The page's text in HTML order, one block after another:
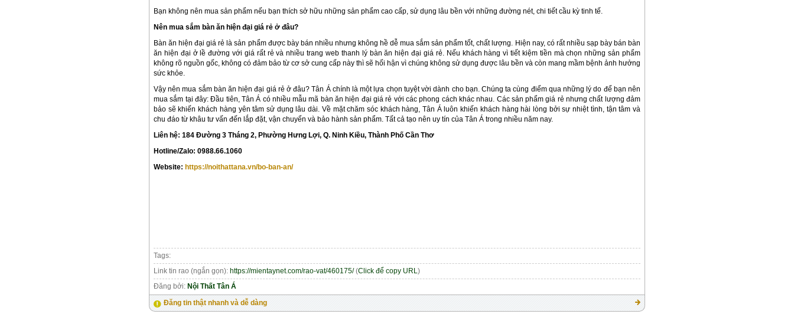
Bạn không nên mua sản phẩm nếu bạn thích sở hữu những sản phẩm cao cấp, sử dụng lâu bền với những đường nét, chi tiết cầu kỳ tinh tế.
Nên mua sắm bàn ăn hiện đại giá rẻ ở đâu?
Bàn ăn hiện đại giá rẻ là sản phẩm được bày bán nhiều nhưng không hề dễ mua sắm sản phẩm tốt, chất lượng. Hiện nay, có rất nhiều sạp bày bán bàn
ăn hiện đại ở lề đường với giá rất rẻ và nhiều trang web thanh lý bàn ăn hiện đại giá rẻ. Nếu khách hàng vì tiết kiệm tiền mà chọn những sản phẩm
không rõ nguồn gốc, không có đảm bảo từ cơ sở cung cấp này thì sẽ hối hận vì chúng không sử dụng được lâu bền và còn mang mầm bệnh ảnh hưởng
sức khỏe.
Vậy nên mua sắm bàn ăn hiện đại giá rẻ ở đâu? Tân Á chính là một lựa chọn tuyệt vời dành cho bạn. Chúng ta cùng điểm qua những lý do để bạn nên
mua sắm tại đây: Đầu tiên, Tân Á có nhiều mẫu mã bàn ăn hiện đại giá rẻ với các phong cách khác nhau. Các sản phẩm giá rẻ nhưng chất lượng đảm
bảo sẽ khiến khách hàng yên tâm sử dụng lâu dài. Về mặt chăm sóc khách hàng, Tân Á luôn khiến khách hàng hài lòng bởi sự nhiệt tình, tận tâm và
chu đáo từ khâu tư vấn đến lắp đặt, vận chuyển và bảo hành sản phẩm. Tất cả tạo nên uy tín của Tân Á trong nhiều năm nay.
Liên hệ: 184 Đường 3 Tháng 2, Phường Hưng Lợi, Q. Ninh Kiều, Thành Phố Cần Thơ
Hotline/Zalo: 0988.66.1060
Website: https://noithattana.vn/bo-ban-an/
Tags:
Link tin rao (ngắn gọn): https://mientaynet.com/rao-vat/460175/(Click để copy URL )
Đăng bởi: Nội Thất Tân Á
Đăng tin thật nhanh và dễ dàng